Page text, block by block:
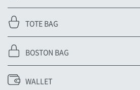
TOTE BAG
BOSTON BAG
WALLET